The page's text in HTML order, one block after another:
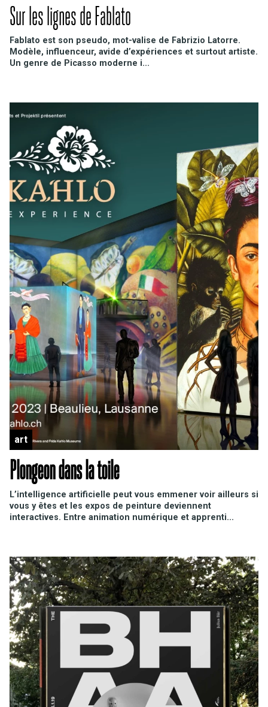
Sur les lignes de Fablato
Fablato est son pseudo, mot-valise de Fabrizio Latorre.
Modèle, influenceur, avide d’expériences et surtout artiste.
Un genre de Picasso moderne i...
art
Plongeon dans la toile
L’intelligence artificielle peut vous emmener voir ailleurs si
vous y êtes et les expos de peinture deviennent
interactives. Entre animation numérique et apprenti...